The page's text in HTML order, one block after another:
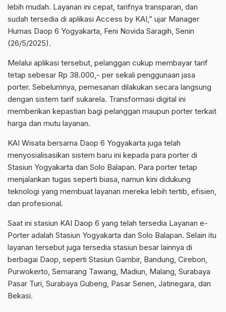
lebih mudah. Layanan ini cepat, tarifnya transparan, dan
sudah tersedia di aplikasi Access by KAI,” ujar Manager
Humas Daop 6 Yogyakarta, Feni Novida Saragih, Senin
(26/5/2025).
Melalui aplikasi tersebut, pelanggan cukup membayar tarif
tetap sebesar Rp 38.000,- per sekali penggunaan jasa
porter. Sebelumnya, pemesanan dilakukan secara langsung
dengan sistem tarif sukarela. Transformasi digital ini
memberikan kepastian bagi pelanggan maupun porter terkait
harga dan mutu layanan.
KAI Wisata bersama Daop 6 Yogyakarta juga telah
menyosialisasikan sistem baru ini kepada para porter di
Stasiun Yogyakarta dan Solo Balapan. Para porter tetap
menjalankan tugas seperti biasa, namun kini didukung
teknologi yang membuat layanan mereka lebih tertib, efisien,
dan profesional.
Saat ini stasiun KAI Daop 6 yang telah tersedia Layanan e-
Porter adalah Stasiun Yogyakarta dan Solo Balapan. Selain itu
layanan tersebut juga tersedia stasiun besar lainnya di
berbagai Daop, seperti Stasiun Gambir, Bandung, Cirebon,
Purwokerto, Semarang Tawang, Madiun, Malang, Surabaya
Pasar Turi, Surabaya Gubeng, Pasar Senen, Jatinegara, dan
Bekasi.